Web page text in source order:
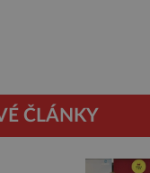
ČLÁNKY